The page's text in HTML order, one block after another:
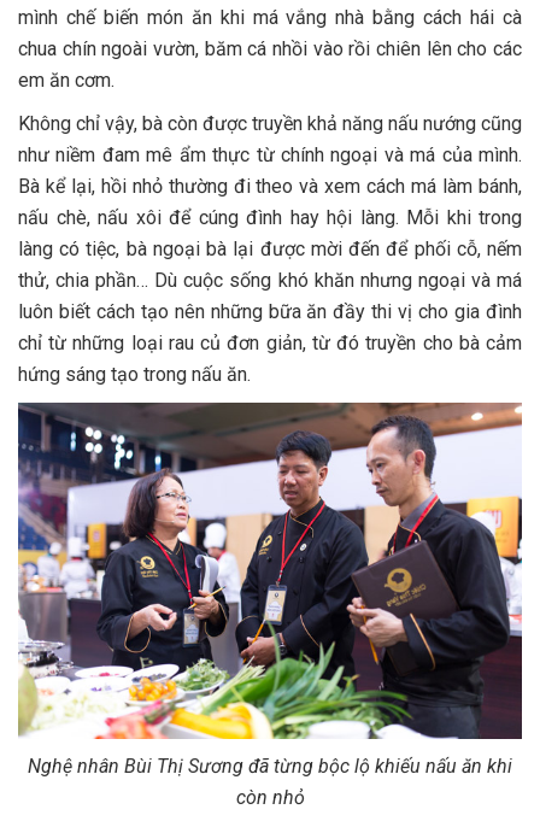
mình chế biến món ăn khi má vắng nhà bằng cách hái cà
chua chín ngoài vườn, băm cá nhồi vào rồi chiên lên cho các
em ăn cơm.
Không chỉ vậy, bà còn được truyền khả năng nấu nướng cũng
như niềm đam mê ẩm thực từ chính ngoại và má của mình.
Bà kể lại, hồi nhỏ thường đi theo và xem cách má làm bánh,
nấu chè, nấu xôi để cúng đình hay hội làng. Mỗi khi trong
làng có tiệc, bà ngoại bà lại được mời đến để phối cỗ, nếm
thử, chia phần… Dù cuộc sống khó khăn nhưng ngoại và má
luôn biết cách tạo nên những bữa ăn đầy thi vị cho gia đình
chỉ từ những loại rau củ đơn giản, từ đó truyền cho bà cảm
hứng sáng tạo trong nấu ăn.
Nghệ nhân Bùi Thị Sương đã từng bộc lộ khiếu nấu ăn khi
còn nhỏ